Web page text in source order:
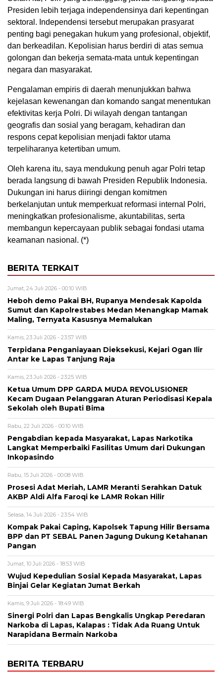
Presiden lebih terjaga independensinya dari kepentingan
sektoral. Independensi tersebut merupakan prasyarat
penting bagi penegakan hukum yang profesional, objektif,
dan berkeadilan. Kepolisian harus berdiri di atas semua
golongan dan bekerja semata-mata untuk kepentingan
negara dan masyarakat.
Pengalaman empiris di daerah menunjukkan bahwa
kejelasan kewenangan dan komando sangat menentukan
efektivitas kerja Polri. Di wilayah dengan tantangan
geografis dan sosial yang beragam, kehadiran dan
respons cepat kepolisian menjadi faktor utama
terpeliharanya ketertiban umum.
Oleh karena itu, saya mendukung penuh agar Polri tetap
berada langsung di bawah Presiden Republik Indonesia.
Dukungan ini harus diiringi dengan komitmen
berkelanjutan untuk memperkuat reformasi internal Polri,
meningkatkan profesionalisme, akuntabilitas, serta
membangun kepercayaan publik sebagai fondasi utama
keamanan nasional. (*)
BERITA TERKAIT
Jumat, 24 Juli 2026 - 00:10 WIB
Heboh demo Pakai BH, Rupanya Mendesak Kapolda
Sumut dan Kapolrestabes Medan Menangkap Mamak
Maling, Ternyata Kasusnya Memalukan
Kamis, 23 Juli 2026 - 23:57 WIB
Terpidana Penganiayaan Dieksekusi, Kejari Ogan Ilir
Antar ke Lapas Tanjung Raja
Kamis, 23 Juli 2026 - 23:25 WIB
Ketua Umum DPP GARDA MUDA REVOLUSIONER
Kecam Dugaan Pelanggaran Aturan Periodisasi Kepala
Sekolah oleh Bupati Bima
Rabu, 22 Juli 2026 - 00:10 WIB
Pengabdian kepada Masyarakat, Lapas Narkotika
Langkat Memperbaiki Fasilitas Umum dari Dukungan
Inkopasindo
Rabu, 15 Juli 2026 - 00:08 WIB
Prosesi Adat Meriah, LAMR Meranti Serahkan Datuk
AKBP Aldi Alfa Faroqi ke LAMR Rokan Hilir
Selasa, 14 Juli 2026 - 23:54 WIB
Kompak Pakai Caping, Kapolsek Tapung Hilir Bersama
BPP dan PT SEBAL Panen Jagung Dukung Ketahanan
Pangan
Jumat, 10 Juli 2026 - 18:53 WIB
Wujud Kepedulian Sosial Kepada Masyarakat, Lapas
Binjai Gelar Kegiatan Jumat Berkah
Kamis, 9 Juli 2026 - 18:49 WIB
Sinergi Polri dan Lapas Bengkalis Ungkap Peredaran
Narkoba di Lapas, Kalapas : Tidak Ada Ruang Untuk
Narapidana Bermain Narkoba
BERITA TERBARU